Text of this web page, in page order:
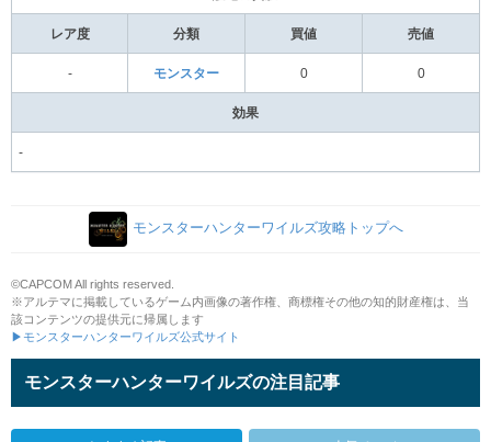
レア度 分類 買値 売値
- モンスター 0 0
効果
-
モンスターハンターワイルズ攻略トップへ
©CAPCOM All rights reserved.
※アルテマに掲載しているゲーム内画像の著作権、商標権その他の知的財産権は、当
該コンテンツの提供元に帰属します
▶モンスターハンターワイルズ公式サイト
モンスターハンターワイルズの注目記事